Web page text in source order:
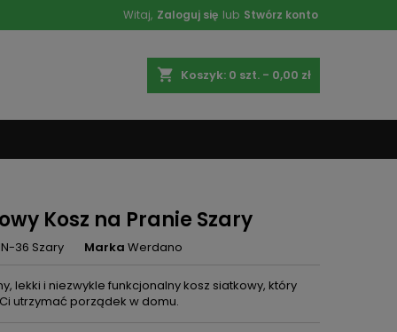
Witaj, Zaloguj się lub Stwórz konto
shopping_cart Koszyk: 0 szt. - 0,00 zł
Kosz na Pranie Szary
36 Szary Marka Werdano
lekki i niezwykle funkcjonalny kosz siatkowy, który
utrzymać porządek w domu.